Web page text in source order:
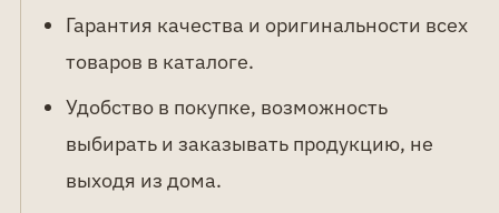
Гарантия качества и оригинальности всех
товаров в каталоге.
Удобство в покупке, возможность
выбирать и заказывать продукцию, не
выходя из дома.